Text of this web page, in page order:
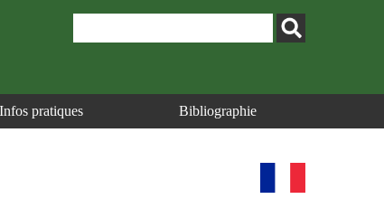
Infos pratiques Bibliographie